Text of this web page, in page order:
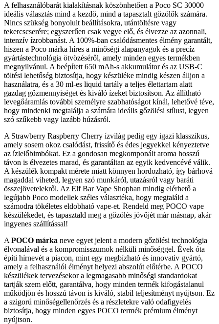
A felhasználóbarát kialakításnak köszönhetően a Poco SC 30000
ideális választás mind a kezdő, mind a tapasztalt gőzölők számára.
Nincs szükség bonyolult beállításokra, utántöltésre vagy
tekercscserére; egyszerűen csak vegye elő, és élvezze az azonnali,
intenzív ízrobbanást. A 100%-ban csalódásmentes élmény garantált,
hiszen a Poco márka híres a minőségi alapanyagok és a precíz
gyártástechnológia ötvözéséről, amely minden egyes termékben
megnyilvánul. A beépített 650 mAh-s akkumulátor és az USB-C
töltési lehetőség biztosítja, hogy készüléke mindig készen álljon a
használatra, és a 30 ml-es liquid tartály a teljes élettartam alatt
gazdag gőzmennyiséget és kiváló ízeket biztosítson. Az állítható
levegőáramlás további személyre szabhatóságot kínál, lehetővé téve,
hogy mindenki megtalálja a számára ideális gőzölési stílust, legyen
szó szűkebb vagy lazább húzásról.
A Strawberry Raspberry Cherry ízvilág pedig egy igazi klasszikus,
amely sosem okoz csalódást, frissítő és édes jegyekkel kényeztetve
az ízlelőbimbókat. Ez a gondosan megkomponált aroma hosszú
távon is élvezetes marad, és garantáltan az egyik kedvencévé válik.
A készülék kompakt mérete miatt könnyen hordozható, így bárhová
magaddal viheted, legyen szó munkáról, utazásról vagy baráti
összejövetelekről. Az Elf Bar Vape Shopban mindig elérhető a
legújabb Poco modellek széles választéka, hogy megtaláld a
számodra tökéletes eldobható vape-et. Rendeld meg POCO vape
készülékedet, és tapasztald meg a gőzölés jövőjét már másnap, akár
ingyenes szállítással!
A POCO márka neve egyet jelent a modern gőzölési technológia
élvonalával és a kompromisszumok nélküli minőséggel. Évek óta
építi hírnevét a piacon, mint egy megbízható és innovatív gyártó,
amely a felhasználói élményt helyezi abszolút előtérbe. A POCO
készülékek tervezésekor a legmagasabb minőségi standardokat
tartják szem előtt, garantálva, hogy minden termék kifogástalanul
működjön és hosszú távon is kiváló, stabil teljesítményt nyújtson. Ez
a szigorú minőségellenőrzés és a részletekre való odafigyelés
biztosítja, hogy minden egyes POCO termék prémium élményt
nyújtson.